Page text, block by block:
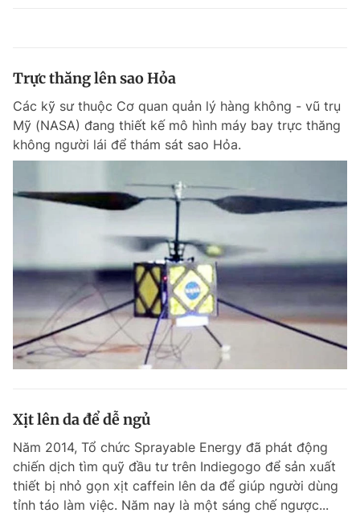
Trực thăng lên sao Hỏa
Các kỹ sư thuộc Cơ quan quản lý hàng không - vũ trụ
Mỹ (NASA) đang thiết kế mô hình máy bay trực thăng
không người lái để thám sát sao Hỏa.
Xịt lên da để dễ ngủ
Năm 2014, Tổ chức Sprayable Energy đã phát động
chiến dịch tìm quỹ đầu tư trên Indiegogo để sản xuất
thiết bị nhỏ gọn xịt caffein lên da để giúp người dùng
tỉnh táo làm việc. Năm nay là một sáng chế ngược...